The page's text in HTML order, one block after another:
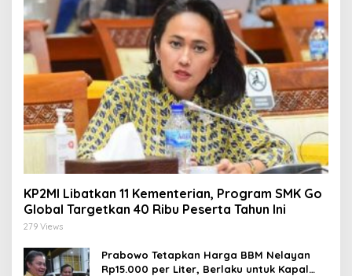
KP2MI Libatkan 11 Kementerian, Program SMK Go
Global Targetkan 40 Ribu Peserta Tahun Ini
279 Views
Prabowo Tetapkan Harga BBM Nelayan
Rp15.000 per Liter, Berlaku untuk Kapal